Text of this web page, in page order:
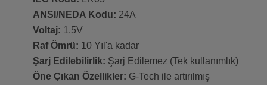
ANSI/NEDA Kodu: 24A
Voltaj: 1.5V
Raf Ömrü: 10 Yıl'a kadar
Şarj Edilebilirlik: Şarj Edilemez (Tek kullanımlık)
Öne Çıkan Özellikler: G-Tech ile artırılmış